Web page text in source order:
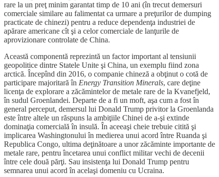
rare la un preţ minim garantat timp de 10 ani (în trecut demersuri
comerciale similare au falimentat ca urmare a preţurilor de dumping
practicate de chinezi) pentru a reduce dependenţa industriei de
apărare americane cît şi a celor comerciale de lanţurile de
aprovizionare controlate de China.
Această componentă reprezintă un factor important al tensiunii
geopolitice dintre Statele Unite şi China, un exemplu fiind zona
arctică. Începînd din 2016, o companie chineză a obţinut o cotă de
participare majoritară în Energy Transition Minerals, care deţine
licenţa de explorare a zăcămintelor de metale rare de la Kvanefjeld,
în sudul Groenlandei. Departe de a fi un moft, aşa cum a fost în
general perceput, demersul lui Donald Trump privitor la Groenlanda
este între altele un răspuns la ambiţiile Chinei de a-şi extinde
dominaţia comercială în insulă. În aceeaşi cheie trebuie citită şi
implicarea Washingtonului în medierea unui acord între Ruanda şi
Republica Congo, ultima deţinătoare a unor zăcăminte importante de
metale rare, pentru încetarea unui conflict militar vechi de decenii
între cele două părţi. Sau insistenţa lui Donald Trump pentru
semnarea unui acord în acelaşi domeniu cu Ucraina.